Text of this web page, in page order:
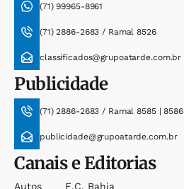
(71) 99965-8961
(71) 2886-2683 / Ramal 8526
classificados@grupoatarde.com.br
Publicidade
(71) 2886-2683 / Ramal 8585 | 8586
publicidade@grupoatarde.com.br
Canais e Editorias
Autos
E.c. Bahia